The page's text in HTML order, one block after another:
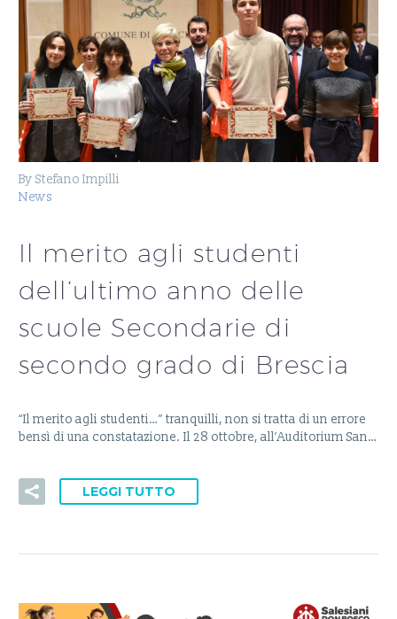
By Stefano Impilli
News
Il merito agli studenti
dell’ultimo anno delle
scuole Secondarie di
secondo grado di Brescia
“Il merito agli studenti…” tranquilli, non si tratta di un errore
bensì di una constatazione. Il 28 ottobre, all’Auditorium San…
LEGGI TUTTO